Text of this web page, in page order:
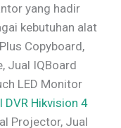
yang hadir
kebutuhan alat
Copyboard,
Jual IQBoard
LED Monitor
DVR Hikvision 4
Projector, Jual